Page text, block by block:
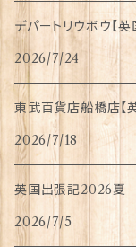
デパートリウボウ【
2026/7/24
東武百貨店船橋店【
2026/7/18
英国出張記2026夏
2026/7/5